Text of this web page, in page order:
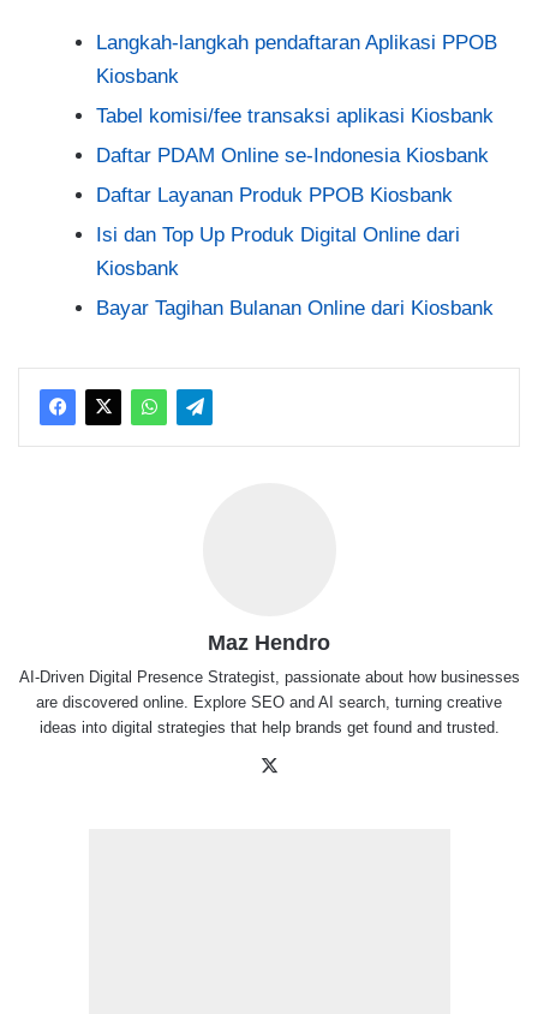
Langkah-langkah pendaftaran Aplikasi PPOB
Kiosbank
Tabel komisi/fee transaksi aplikasi Kiosbank
Daftar PDAM Online se-Indonesia Kiosbank
Daftar Layanan Produk PPOB Kiosbank
Isi dan Top Up Produk Digital Online dari
Kiosbank
Bayar Tagihan Bulanan Online dari Kiosbank
Maz Hendro
AI-Driven Digital Presence Strategist, passionate about how businesses
are discovered online. Explore SEO and AI search, turning creative
ideas into digital strategies that help brands get found and trusted.